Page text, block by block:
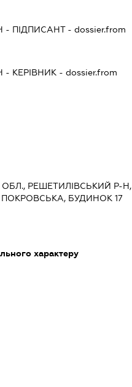
- ПІДПИСАНТ- dossier.from
- КЕРІВНИК - dossier.from
РЕШЕТИЛІВСЬКИЙ Р-Н,
БУДИНОК 17
характеру